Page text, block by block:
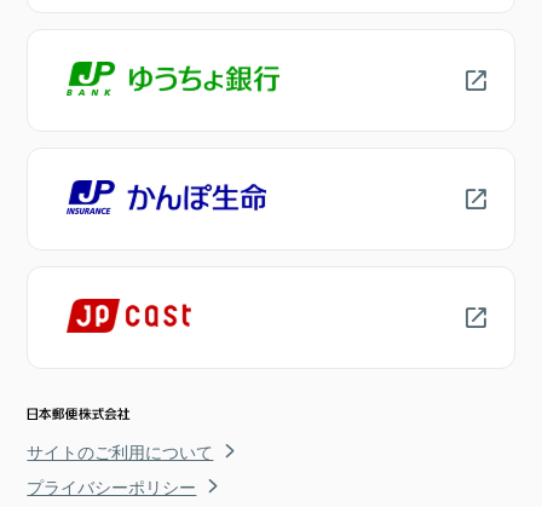
サイトのご利用について
プライバシーポリシー